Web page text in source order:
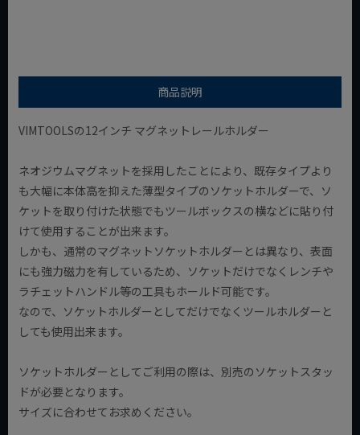
商品説明
VIMTOOLSの12インチ マグネットレールホルダー
ネオジウムマグネットを採用したことにより、既存タイプより
も大幅に本体高を抑えた薄型タイプのソケットホルダーで、ソ
ケットを取り付けた状態でもツールボックスの横などに貼り付
けて使用することが出来ます。
しかも、通常のマグネットソケットホルダーとは異なり、表面
にも強力磁力を有しているため、ソケットだけでなくレンチや
ラチェットハンドル等の工具もホールド可能です。
なので、ソケットホルダーとしてだけでなくツールホルダーと
しても使用出来ます。
ソケットホルダーとしてご利用の際は、別売のソケットスタッ
ドが必要となります。
サイズに合わせてお求めください。